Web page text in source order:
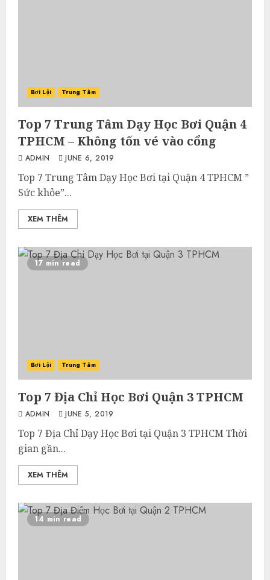
Bơi Lội Trung Tâm
Top 7 Trung Tâm Dạy Học Bơi Quận 4
TPHCM – Không tốn vé vào cổng
ADMIN JUNE 6, 2019
Top 7 Trung Tâm Dạy Học Bơi tại Quận 4 TPHCM ”
Sức khỏe”...
XEM THÊM
17 min read
Bơi Lội Trung Tâm
Top 7 Địa Chỉ Học Bơi Quận 3 TPHCM
ADMIN JUNE 5, 2019
Top 7 Địa Chỉ Dạy Học Bơi tại Quận 3 TPHCM Thời
gian gần...
XEM THÊM
14 min read